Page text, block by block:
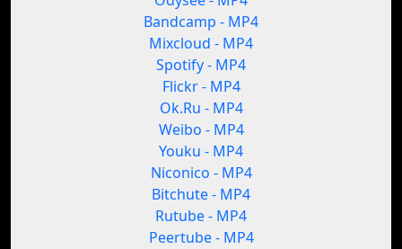
Bandcamp - MP4
Mixcloud - MP4
Spotify - MP4
Flickr - MP4
Ok.Ru - MP4
Weibo - MP4
Youku - MP4
Niconico - MP4
Bitchute - MP4
Rutube - MP4
Peertube - MP4